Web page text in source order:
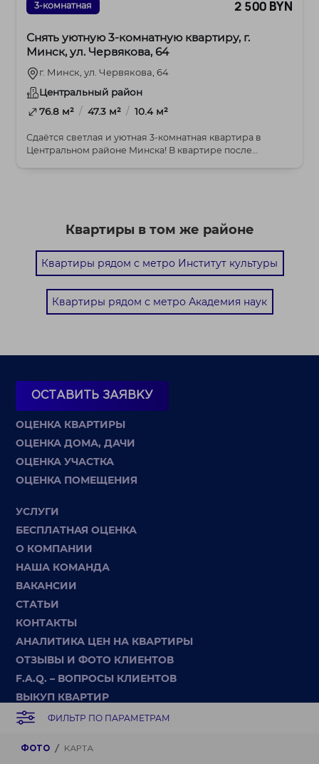
ФИЛЬТР ПО ПАРАМЕТРАМ
ФОТО КАРТА
3-комнатная 2 500 BYN
Снять уютную 3-комнатную квартиру, г.
Минск, ул. Червякова, 64
г. Минск, ул. Червякова, 64
Центральный район
76.8 м² / 47.3 м² / 10.4 м²
Сдаётся светлая и уютная 3-комнатная квартира в
Центральном районе Минска! В квартире после
Квартиры в том же районе
Квартиры рядом с метро Институт культуры
Квартиры рядом с метро Академия наук
ОСТАВИТЬ ЗАЯВКУ
ОЦЕНКА КВАРТИРЫ
ОЦЕНКА ДОМА, ДАЧИ
ОЦЕНКА УЧАСТКА
ОЦЕНКА ПОМЕЩЕНИЯ
УСЛУГИ
БЕСПЛАТНАЯ ОЦЕНКА
О КОМПАНИИ
НАША КОМАНДА
ВАКАНСИИ
СТАТЬИ
КОНТАКТЫ
АНАЛИТИКА ЦЕН НА КВАРТИРЫ
ОТЗЫВЫ И ФОТО КЛИЕНТОВ
F.A.Q. – ВОПРОСЫ КЛИЕНТОВ
ВЫКУП КВАРТИР
СЛОВАРЬ ТЕРМИНОВ